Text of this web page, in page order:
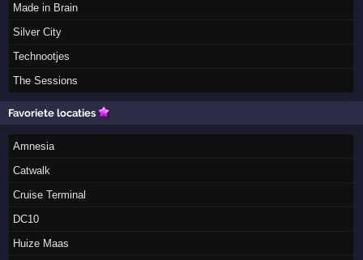
Made in Brain
Silver City
Technootjes
The Sessions
Favoriete locaties
Amnesia
Catwalk
Cruise Terminal
DC10
Huize Maas